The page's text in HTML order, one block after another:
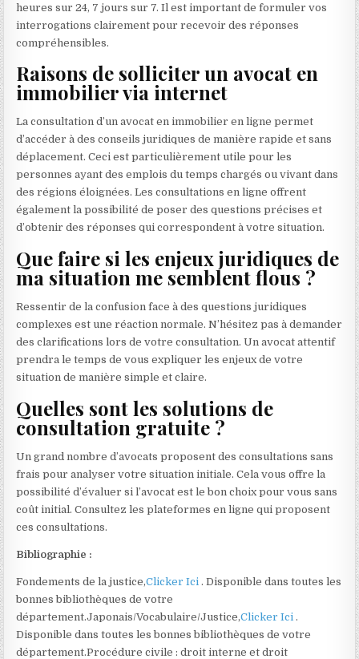
heures sur 24, 7 jours sur 7. Il est important de formuler vos
interrogations clairement pour recevoir des réponses
compréhensibles.
Raisons de solliciter un avocat en
immobilier via internet
La consultation d’un avocat en immobilier en ligne permet
d’accéder à des conseils juridiques de manière rapide et sans
déplacement. Ceci est particulièrement utile pour les
personnes ayant des emplois du temps chargés ou vivant dans
des régions éloignées. Les consultations en ligne offrent
également la possibilité de poser des questions précises et
d’obtenir des réponses qui correspondent à votre situation.
Que faire si les enjeux juridiques de
ma situation me semblent flous ?
Ressentir de la confusion face à des questions juridiques
complexes est une réaction normale. N’hésitez pas à demander
des clarifications lors de votre consultation. Un avocat attentif
prendra le temps de vous expliquer les enjeux de votre
situation de manière simple et claire.
Quelles sont les solutions de
consultation gratuite ?
Un grand nombre d’avocats proposent des consultations sans
frais pour analyser votre situation initiale. Cela vous offre la
possibilité d’évaluer si l’avocat est le bon choix pour vous sans
coût initial. Consultez les plateformes en ligne qui proposent
ces consultations.
Bibliographie :
Fondements de la justice,Clicker Ici . Disponible dans toutes les
bonnes bibliothèques de votre
département.Japonais/Vocabulaire/Justice,Clicker Ici .
Disponible dans toutes les bonnes bibliothèques de votre
département.Procédure civile : droit interne et droit